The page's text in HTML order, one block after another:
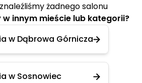
żadnego salonu
w innym mieście lub kategorii?
w Dąbrowa Górnicza
w Sosnowiec